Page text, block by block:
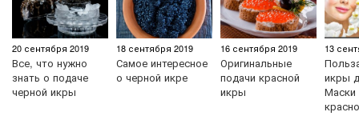
20 сентября 2019
Все, что нужно
знать о подаче
черной икры
18 сентября 2019
Самое интересное
о черной икре
16 сентября 2019
Оригинальные
подачи красной
икры
13
икры
Маски